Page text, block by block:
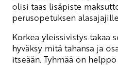
olisi taas lisäpiste
perusopetuksen
Korkea yleissivistys takaa
hyväksy mitä tahansa ja
itseään. Tyhmää on